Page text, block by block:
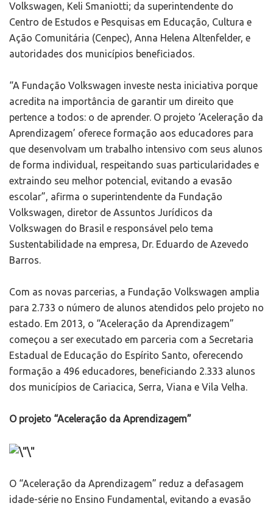
Volkswagen, Keli Smaniotti; da superintendente do
Centro de Estudos e Pesquisas em Educação, Cultura e
Ação Comunitária (Cenpec), Anna Helena Altenfelder, e
autoridades dos municípios beneficiados.
“A Fundação Volkswagen investe nesta iniciativa porque
acredita na importância de garantir um direito que
pertence a todos: o de aprender. O projeto ‘Aceleração da
Aprendizagem’ oferece formação aos educadores para
que desenvolvam um trabalho intensivo com seus alunos
de forma individual, respeitando suas particularidades e
extraindo seu melhor potencial, evitando a evasão
escolar”, afirma o superintendente da Fundação
Volkswagen, diretor de Assuntos Jurídicos da
Volkswagen do Brasil e responsável pelo tema
Sustentabilidade na empresa, Dr. Eduardo de Azevedo
Barros.
Com as novas parcerias, a Fundação Volkswagen amplia
para 2.733 o número de alunos atendidos pelo projeto no
estado. Em 2013, o “Aceleração da Aprendizagem”
começou a ser executado em parceria com a Secretaria
Estadual de Educação do Espírito Santo, oferecendo
formação a 496 educadores, beneficiando 2.333 alunos
dos municípios de Cariacica, Serra, Viana e Vila Velha.
O projeto “Aceleração da Aprendizagem”
O “Aceleração da Aprendizagem” reduz a defasagem
idade-série no Ensino Fundamental, evitando a evasão